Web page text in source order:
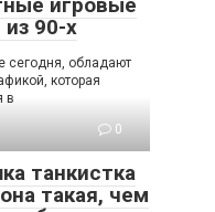
90-х
сегодня, обладают
которая
в
0
танкистка
такая, чем